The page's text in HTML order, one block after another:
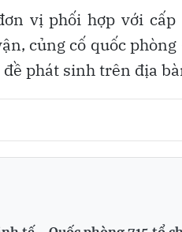
vị phối hợp với
củng cố quốc
phát sinh trên địa